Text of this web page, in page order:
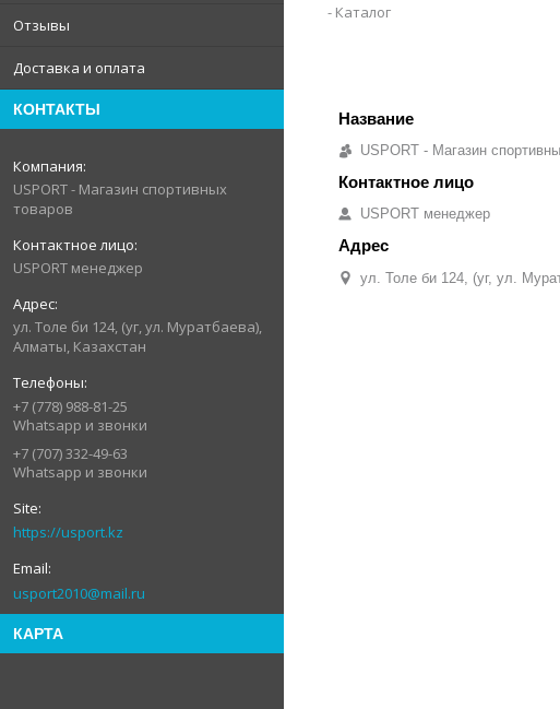
Отзывы
Доставка и оплата
КОНТАКТЫ
USPORT - Магазин спортивных
товаров
USPORT менеджер
ул. Толе би 124, (уг, ул. Муратбаева),
Алматы, Казахстан
+7 (778) 988-81-25
Whatsapp и звонки
+7 (707) 332-49-63
Whatsapp и звонки
https://usport.kz
usport2010@mail.ru
КАРТА
Каталог
USPORT - Магазин
USPORT менеджер
ул. Толе би 124, (уг, ул.